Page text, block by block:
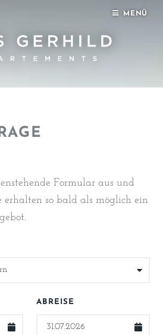
MENÜ
Formular aus und
erhalten so bald als möglich ein
ABREISE